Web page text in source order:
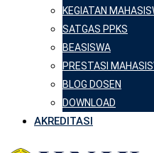
KEGIATAN
SATGAS PPKS
BEASISWA
PRESTASI
BLOG DOSEN
DOWNLOAD
AKREDITASI